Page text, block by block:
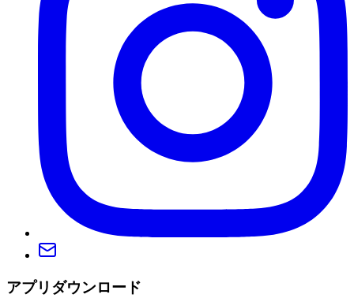
アプリダウンロード